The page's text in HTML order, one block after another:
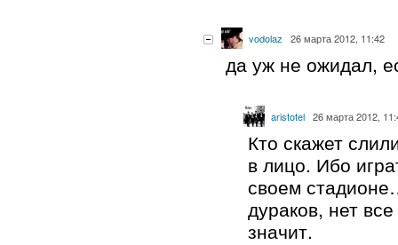
vodolaz 26 марта 2012, 11:42
да уж не ожидал,
aristotel 26 марта 2012,
Кто скажет
в лицо. Ибо
своем
дураков, нет
значит.